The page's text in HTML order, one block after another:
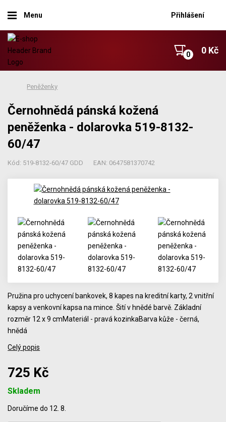
Menu Přihlášení
0 Kč
Peněženky
Černohnědá pánská kožená
peněženka - dolarovka 519-8132-
60/47
Kód: 519-8132-60/47 GDD EAN: 0647581370742
Pružina pro uchycení bankovek, 8 kapes na kreditní karty, 2 vnitřní
kapsy a venkovní kapsa na mince. Šití v hnědé barvě. Základní
rozměr 12 x 9 cmMateriál - pravá kozinkaBarva kůže - černá,
hnědá
Celý popis
725 Kč
Skladem
Doručíme do 12. 8.